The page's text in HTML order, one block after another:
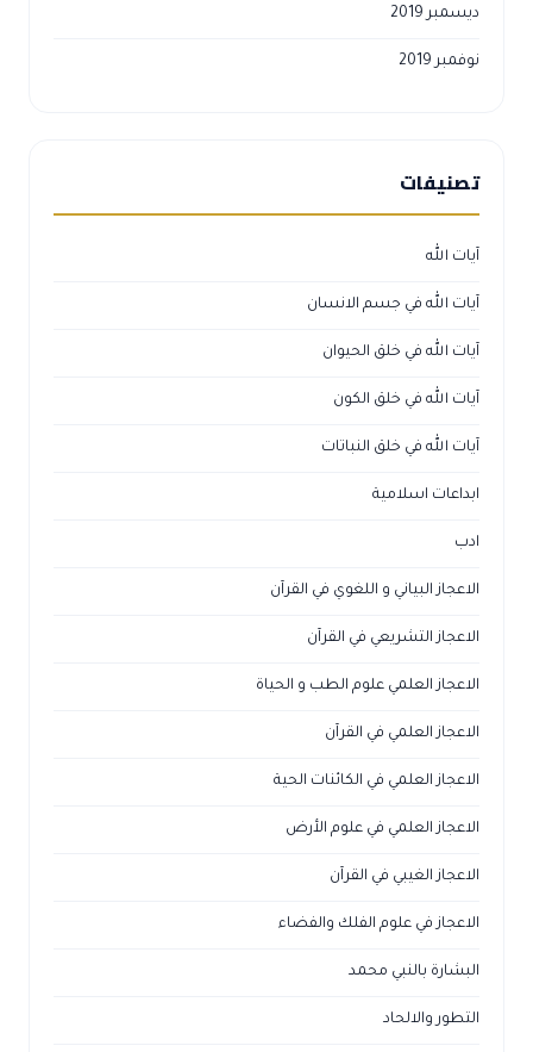
ديسمبر 2019
نوفمبر 2019
تصنيفات
آيات الله
آيات الله في جسم الانسان
آيات الله في خلق الحيوان
آيات الله في خلق الكون
آيات الله في خلق النباتات
ابداعات اسلامية
ادب
الاعجاز البياني و اللغوي في القرآن
الاعجاز التشريعي في القرآن
الاعجاز العلمي علوم الطب و الحياة
الاعجاز العلمي في القرآن
الاعجاز العلمي في الكائنات الحية
الاعجاز العلمي في علوم الأرض
الاعجاز الغيبي في القرآن
الاعجاز في علوم الفلك والفضاء
البشارة بالنبي محمد
التطور والالحاد